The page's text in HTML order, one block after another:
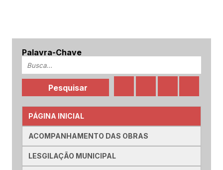
Palavra-Chave
PÁGINA INICIAL
ACOMPANHAMENTO DAS OBRAS
LESGILAÇÃO MUNICIPAL